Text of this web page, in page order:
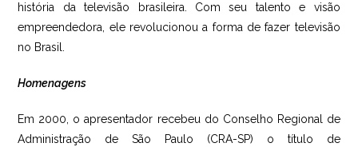
história da televisão brasileira. Com seu talento e visão
empreendedora, ele revolucionou a forma de fazer televisão
no Brasil.
Homenagens
Em 2000, o apresentador recebeu do Conselho Regional de
Administração de São Paulo (CRA-SP) o título de